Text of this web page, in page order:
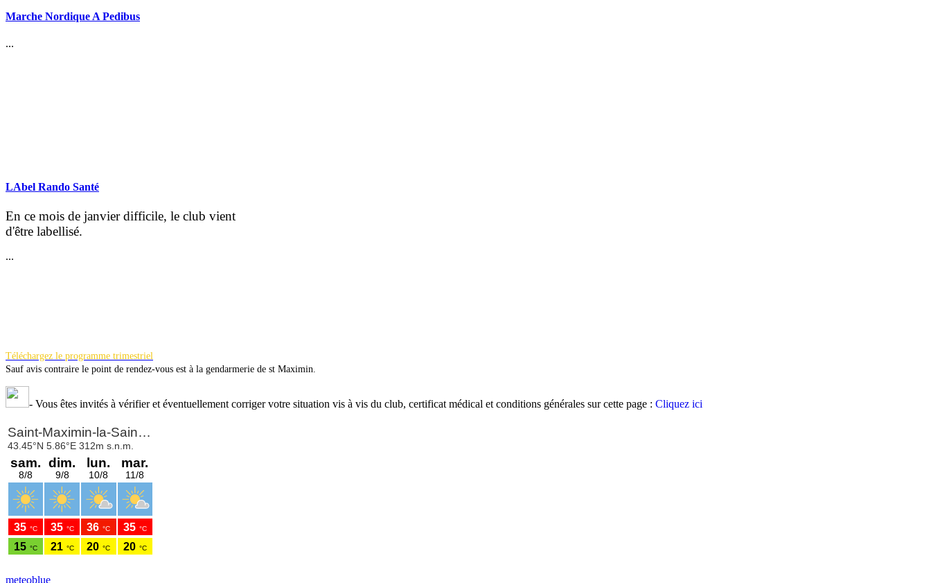
Marche Nordique A Pedibus
...
LAbel Rando Santé
En ce mois de janvier difficile, le club vient
d'être labellisé.
...
Téléchargez le programme trimestriel
Sauf avis contraire le point de rendez-vous est à la gendarmerie de st Maximin.
- Vous êtes invités à vérifier et éventuellement corriger votre situation vis à vis du club, certificat médical et conditions générales sur cette page : Cliquez ici
meteoblue